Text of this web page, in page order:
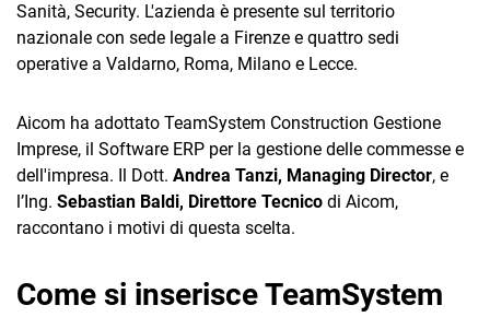
Sanità, Security. L'azienda è presente sul territorio
nazionale con sede legale a Firenze e quattro sedi
operative a Valdarno, Roma, Milano e Lecce.
Aicom ha adottato TeamSystem Construction Gestione
Imprese, il Software ERP per la gestione delle commesse e
dell'impresa. Il Dott. Andrea Tanzi, Managing Director, e
l’Ing. Sebastian Baldi, Direttore Tecnico di Aicom,
raccontano i motivi di questa scelta.
Come si inserisce TeamSystem